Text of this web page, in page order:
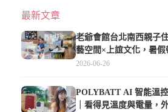
最新文章
老爺會館台北南西親子
藝空間×上誼文化，暑
2026-06-26
POLYBATT AI 智能溫
｜看得見溫度與電量，